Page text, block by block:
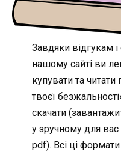
Завдяки відгукам
нашому сайті ви
купувати та
твоєї
скачати
у зручному для
pdf). Всі ці